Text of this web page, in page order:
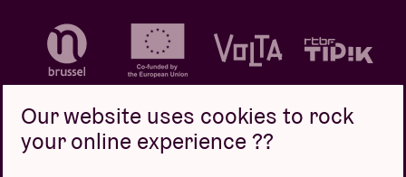
Our website uses cookies to rock
your online experience ??